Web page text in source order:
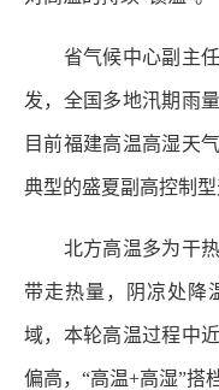
省气候中心副主任
发，全国多地汛期雨
目前福建高温高湿天
典型的盛夏副高控制型
北方高温多为干热
带走热量，阴凉处降
域，本轮高温过程中
偏高，“高温+高湿”搭